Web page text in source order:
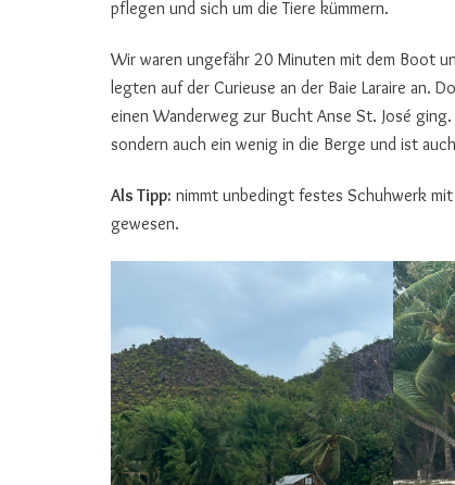
pflegen und sich um die Tiere kümmern.
Wir waren ungefähr 20 Minuten mit dem Boot
legten auf der Curieuse an der Baie Laraire an.
einen Wanderweg zur Bucht Anse St. José
sondern auch ein wenig in die Berge und ist
Als Tipp: nimmt unbedingt festes Schuhwerk
gewesen.